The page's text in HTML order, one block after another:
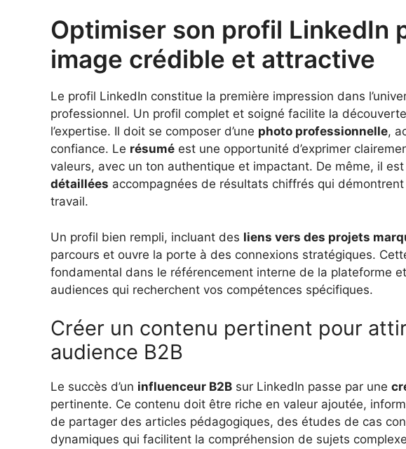
Optimiser son profil LinkedIn
image crédible et attractive
Le profil LinkedIn constitue la première impression dans
professionnel. Un profil complet et soigné facilite la
l’expertise. Il doit se composer d’une photo professionnelle,
confiance. Le résumé est une opportunité d’exprimer
valeurs, avec un ton authentique et impactant. De même, il est
détaillées accompagnées de résultats chiffrés qui
travail.
Un profil bien rempli, incluant des liens vers des projets
parcours et ouvre la porte à des connexions stratégiques.
fondamental dans le référencement interne de la plateforme
audiences qui recherchent vos compétences spécifiques.
Créer un contenu pertinent pour
audience B2B
Le succès d’un influenceur B2B sur LinkedIn passe par une
pertinente. Ce contenu doit être riche en valeur ajoutée,
de partager des articles pédagogiques, des études de cas
dynamiques qui facilitent la compréhension de sujets